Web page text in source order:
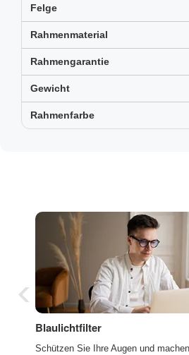
Felge
Rahmenmaterial
Rahmengarantie
Gewicht
Rahmenfarbe
Blaulichtfilter
Schützen Sie Ihre Augen und